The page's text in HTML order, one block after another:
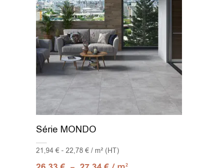
Série MONDO
21,94 € - 22,78 € / m² (HT)
2